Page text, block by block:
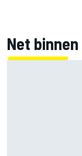
Net binnen